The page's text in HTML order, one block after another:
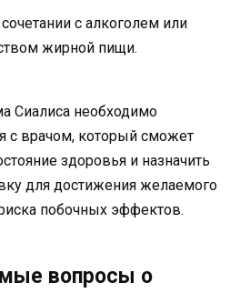
с алкоголем или
жирной пищи.
Сиалиса необходимо
с врачом, который сможет
здоровья и назначить
для достижения желаемого
побочных эффектов.
вопросы о